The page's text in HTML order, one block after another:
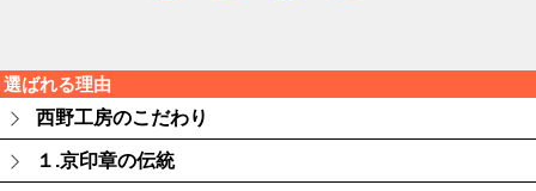
選ばれる理由
西野工房のこだわり
１.京印章の伝統